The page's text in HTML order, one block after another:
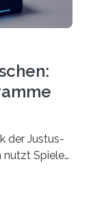
der Justus-
nutzt Spiele-